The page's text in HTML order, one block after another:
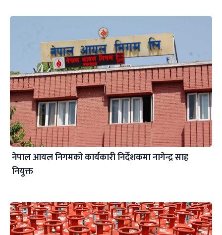
नेपाल आयल निगमको कार्यकारी निर्देशकमा नागेन्द्र साह
नियुक्त